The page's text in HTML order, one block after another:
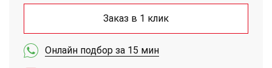
Заказ в 1 клик
Онлайн подбор за 15 мин